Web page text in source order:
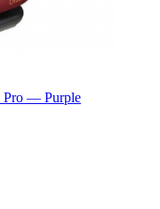
— Purple